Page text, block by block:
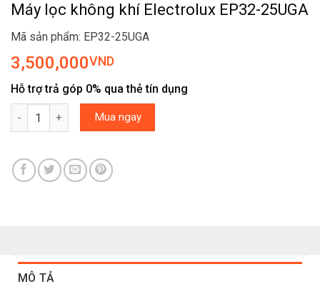
Máy lọc không khí Electrolux EP32-25UGA
Mã sản phẩm: EP32-25UGA
3,500,000VND
Hỗ trợ trả góp 0% qua thẻ tín dụng
Máy lọc không khí Electrolux EP32-25UGA số lượng
Mua ngay
MÔ TẢ